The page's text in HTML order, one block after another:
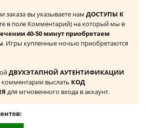
вы указываете нам ДОСТУПЫ К
в поле Комментарий) на который мы в
40-50 минут приобретаем
. Игры купленные ночью приобретаются
ДВУХЭТАПНОЙ АУТЕНТИФИКАЦИИ
комментарии выслать КОД
для мгновенного входа в аккаунт.